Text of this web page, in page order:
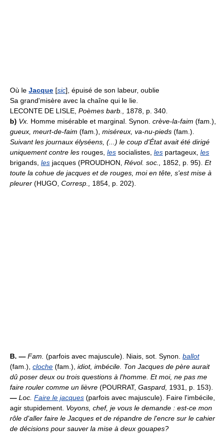
Où le Jacque [sic], épuisé de son labeur, oublie
Sa grand'misère avec la chaîne qui le lie.
LECONTE DE LISLE, Poèmes barb., 1878, p. 340.
b) Vx. Homme misérable et marginal. Synon. crève-la-faim (fam.),
gueux, meurt-de-faim (fam.), miséreux, va-nu-pieds (fam.).
Suivant les journaux élyséens, (...) le coup d'État avait été dirigé
uniquement contre les rouges, les socialistes, les partageux, les
brigands, les jacques (PROUDHON, Révol. soc., 1852, p. 95). Et
toute la cohue de jacques et de rouges, moi en tête, s'est mise à
pleurer (HUGO, Corresp., 1854, p. 202).
B. — Fam. (parfois avec majuscule). Niais, sot. Synon. ballot
(fam.), cloche (fam.), idiot, imbécile. Ton Jacques de père aurait
dû poser deux ou trois questions à l'homme. Et moi, ne pas me
faire rouler comme un lièvre (POURRAT, Gaspard, 1931, p. 153).
— Loc. Faire le jacques (parfois avec majuscule). Faire l'imbécile,
agir stupidement. Voyons, chef, je vous le demande : est-ce mon
rôle d'aller faire le Jacques et de répandre de l'encre sur le cahier
de décisions pour sauver la mise à deux gouapes?